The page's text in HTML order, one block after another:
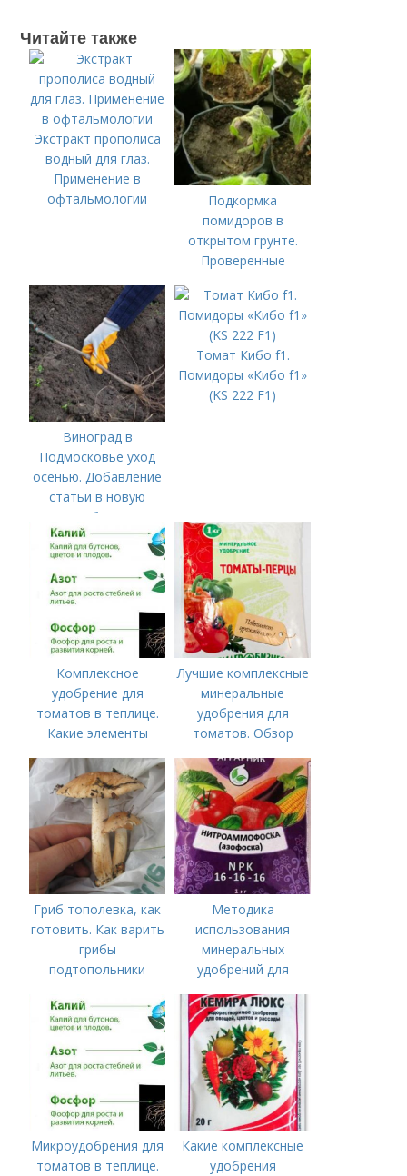
Читайте также
Экстракт прополиса
водный для глаз.
Применение в
офтальмологии
Подкормка
помидоров в
открытом грунте.
Проверенные
минеральные
удобрения
Виноград в
Подмосковье уход
осенью. Добавление
статьи в новую
подборку
Томат Кибо f1.
Помидоры «Кибо f1»
(KS 222 F1)
Комплексное
удобрение для
томатов в теплице.
Какие элементы
особенности их
внесения
Лучшие комплексные
минеральные
удобрения для
томатов. Обзор
удобрений для
томатов: правила
внесения в почву
Гриб тополевка, как
готовить. Как варить
грибы
подтопольники
Методика
использования
минеральных
удобрений для
Минеральное
питание
Микроудобрения для
томатов в теплице.
Какие комплексные
удобрения